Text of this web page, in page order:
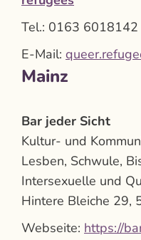
Tel.: 0163
E-Mail:
Mainz
Bar jeder Sicht
Kultur- und
Lesben, Schwule,
Intersexuelle und
Hintere Bleiche 29,
Webseite: https://